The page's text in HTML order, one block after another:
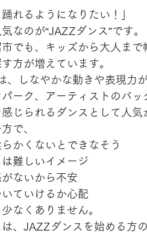
踊れるようになりたい！」
なのが“JAZZダンス”です。
でも、キッズから大人ま
方が増えています。
、しなやかな動きや表現力
ーク、アーティストのバ
じられるダンスとして人気
で、
かくないとできなそう
難しいイメージ
がないから不安
ていけるか心配
なくありません。
、JAZZダンスを始める方